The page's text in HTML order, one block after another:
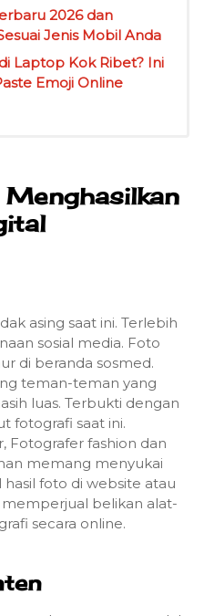
2026 dan
Jenis Mobil Anda
Laptop Kok Ribet? Ini
Emoji Online
Menghasilkan
asing saat ini. Terlebih
sosial media. Foto
di beranda sosmed.
teman-teman yang
luas. Terbukti dengan
fotografi saat ini.
Fotografer fashion dan
memang menyukai
foto di website atau
memperjual belikan alat-
secara online.